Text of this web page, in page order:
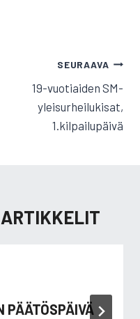
SEURAAVA
19-vuotiaiden SM-
yleisurheilukisat,
1.kilpailupäivä
PÄÄTÖSPÄIVÄ